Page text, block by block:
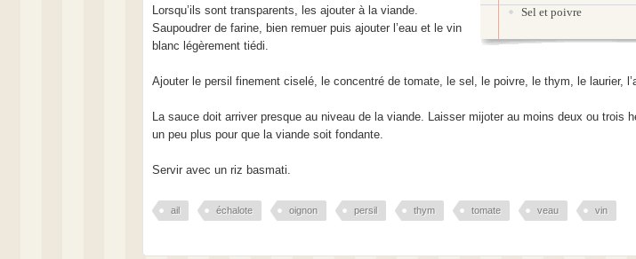
Sel et poivre
Lorsqu’ils sont transparents, les ajouter à la viande.
Saupoudrer de farine, bien remuer puis ajouter l’eau et le vin
blanc légèrement tiédi.
Ajouter le persil finement ciselé, le concentré de tomate, le sel, le poivre, le thym, le laurier,
La sauce doit arriver presque au niveau de la viande. Laisser mijoter au moins deux ou trois
un peu plus pour que la viande soit fondante.
Servir avec un riz basmati.
ail échalote oignon persil thym tomate veau vin